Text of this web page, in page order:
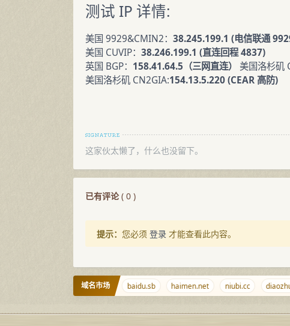
测试 IP 详情:
美国 9929&CMIN2： 38.245.199.1 (电信联通
美国 CUVIP： 38.246.199.1 (直连回程 4837)
英国 BGP： 158.41.64.5（三网直连） 美国洛杉矶
美国洛杉矶 CN2GIA:154.13.5.220 (CEAR 高防)
这家伙太懒了，什么也没留下。
已有评论( 0 )
提示： 您必须 登录 才能查看此内容。
域名市场
nn1.cn baidu.sb haimen.net niubi.cc